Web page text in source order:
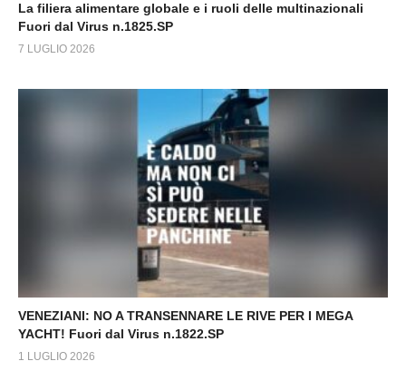
La filiera alimentare globale e i ruoli delle multinazionali
Fuori dal Virus n.1825.SP
7 LUGLIO 2026
VENEZIANI: NO A TRANSENNARE LE RIVE PER I MEGA
YACHT! Fuori dal Virus n.1822.SP
1 LUGLIO 2026